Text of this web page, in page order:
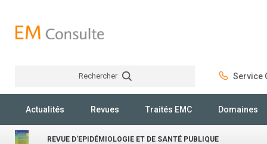
Rechercher Service
Actualités Revues Traités EMC Domaines
REVUE D'EPIDÉMIOLOGIE ET DE SANTÉ PUBLIQUE